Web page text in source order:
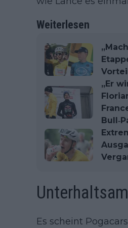
Weiterlesen
„Er
Es scheint